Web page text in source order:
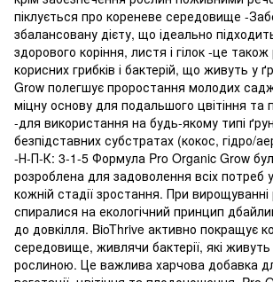
піклується про кореневе середовище -
збалансовану дієту, що ідеально
здорового коріння, листя і гілок -це
корисних грибків і бактерій, що живуть у
Grow полегшує проростання молодих
міцну основу для подальшого цвітіння
-для використання на будь-якому типі
безпідставних субстратах (кокос, гідро/
-Н-П-К: 3-1-5 Формула Pro Organic Grow
розроблена для задоволення всіх потреб
кожній стадії зростання. При
спиралися на екологічний принцип
до довкілля. BioThrive активно покращує
середовище, живлячи бактерії, які живуть
рослиною. Це важлива харчова добавка